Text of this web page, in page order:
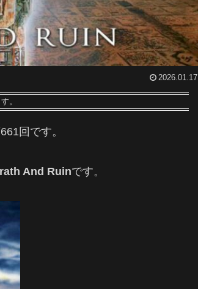
2026.01.17
。
回です。
And Ruinです。